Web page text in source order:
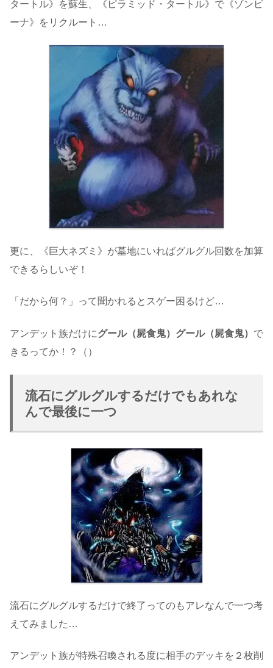
タートル》を蘇生、《ピラミッド・タートル》で《ゾンビ
ーナ》をリクルート…
更に、《巨大ネズミ》が墓地にいればグルグル回数を加算
できるらしいぞ！
「だから何？」って聞かれるとスゲー困るけど…
アンデット族だけにグール（屍食鬼）グール（屍食鬼） で
きるってか！？（）
流石にグルグルするだけでもあれな
んで最後に一つ
流石にグルグルするだけで終了ってのもアレなんで一つ考
えてみました…
アンデット族が特殊召喚される度に相手のデッキを２枚削